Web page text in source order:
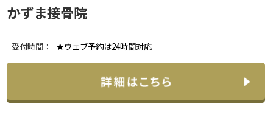
かずま接骨院
受付時間： ★ウェブ予約は24時間対応